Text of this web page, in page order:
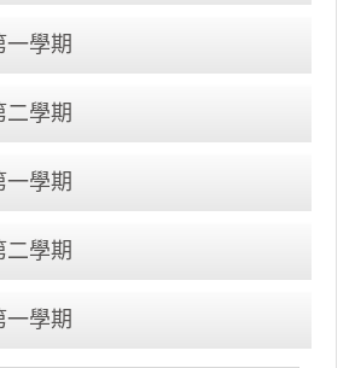
一學期
二學期
一學期
二學期
一學期